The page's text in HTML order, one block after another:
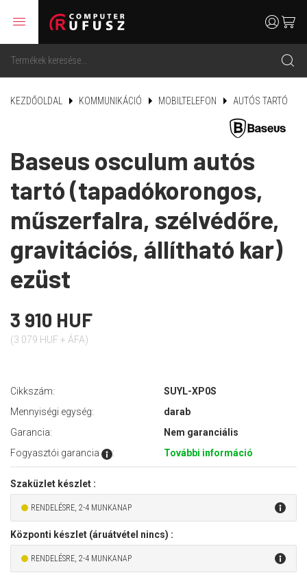
menu
search
usercart
KEZDŐOLDAL KOMMUNIKÁCIÓ MOBILTELEFON AUTÓS TARTÓ
Baseus osculum autós
tartó (tapadókorongos,
műszerfalra, szélvédőre,
gravitációs, állítható kar)
ezüst
3 910 HUF
(3 079 HUF + ÁFA)
Cikkszám:
SUYL-XP0S
Mennyiségi egység:
darab
Garancia:
Nem garanciális
Fogyasztói garancia
: További információ
Szaküzlet készlet :
RENDELÉSRE, 2-4 MUNKANAP
Központi készlet (áruátvétel nincs) :
RENDELÉSRE, 2-4 MUNKANAP